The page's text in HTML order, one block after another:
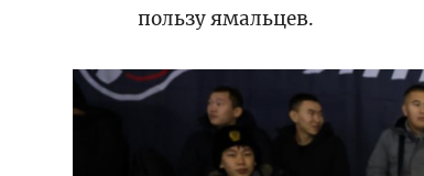
пользу ямальцев.